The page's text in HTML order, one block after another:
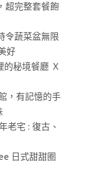
超完整套餐飽
令蔬菜盆無限
好
的秘境餐廳 Ｘ
，有記憶的手
老宅 : 復古、
日式甜甜圈